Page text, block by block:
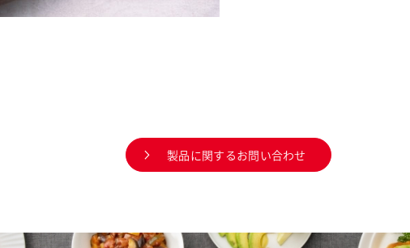
製品に関するお問い合わせ